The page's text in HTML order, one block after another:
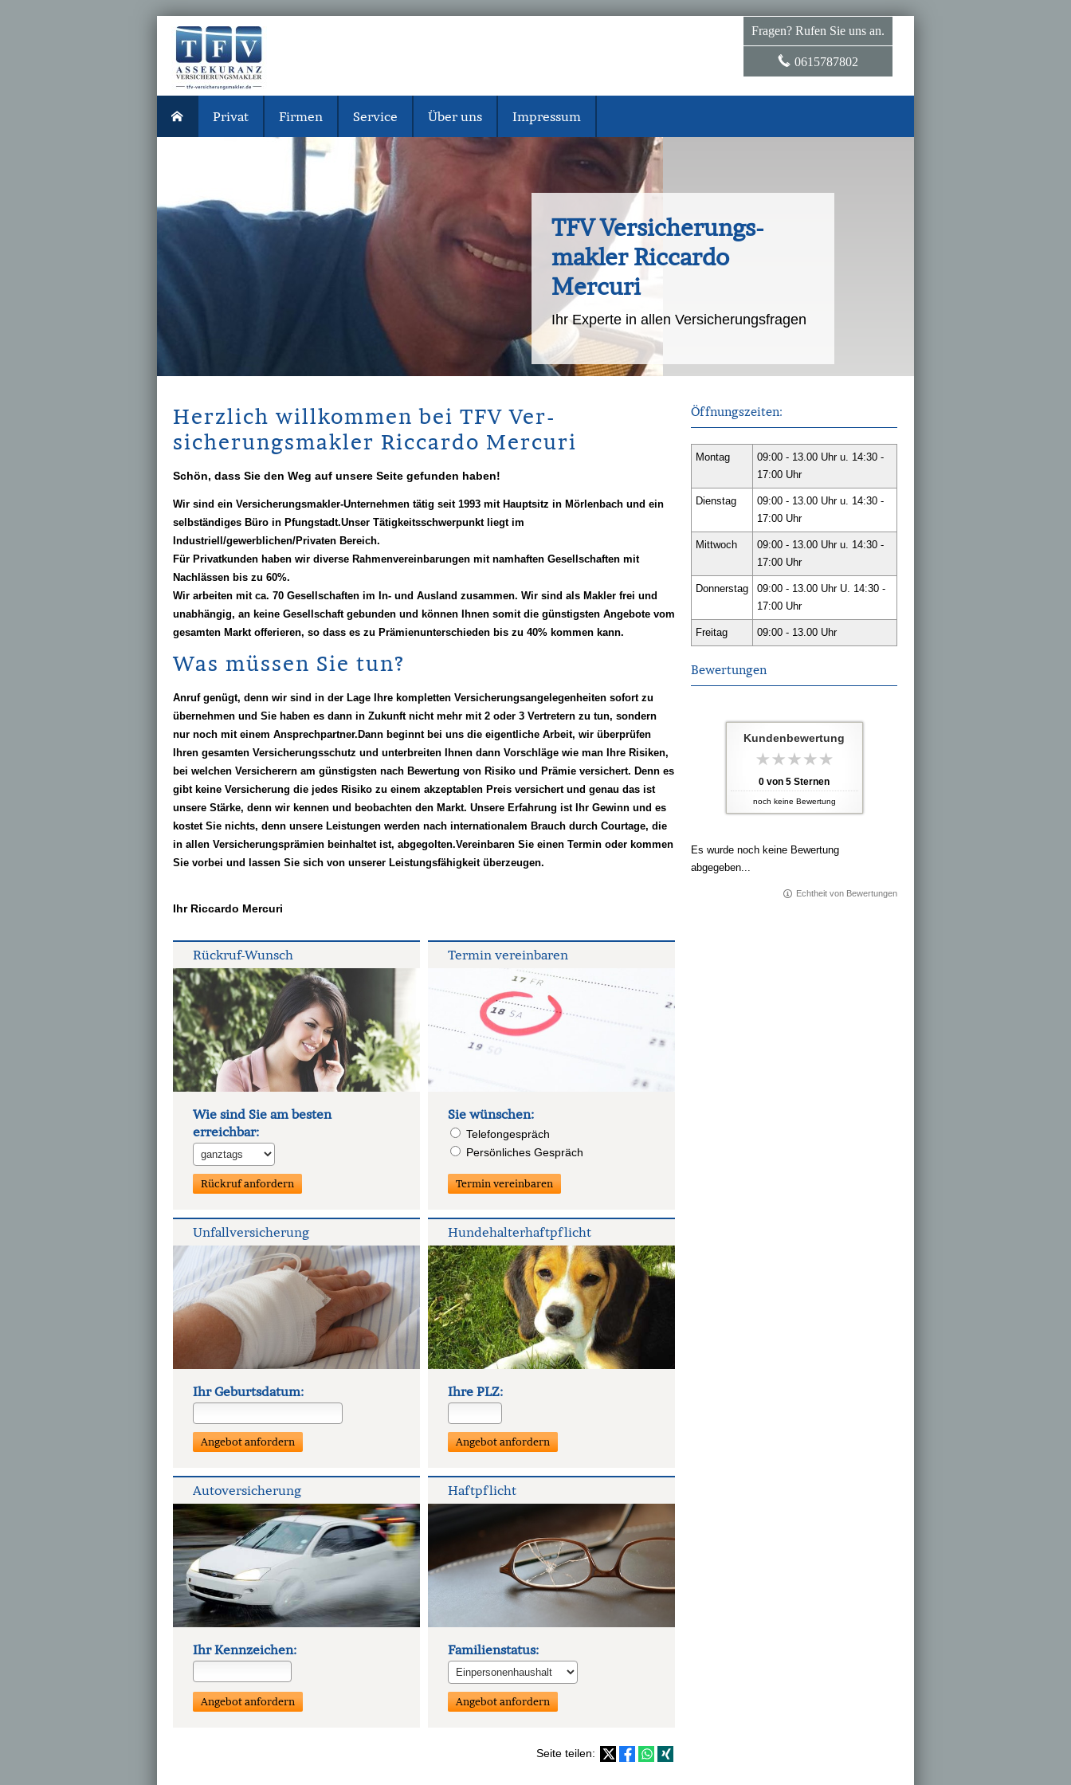
Privat Firmen Service Über uns Impressum
Fragen? Rufen Sie uns an.
0615787802
TFV Ver­sicherungs­
makler Riccardo
Mercuri
Ihr Experte in allen Versicherungsfragen
Öffnungszeiten:
Montag
09:00 - 13.00 Uhr u. 14:30 -
17:00 Uhr
Dienstag
09:00 - 13.00 Uhr u. 14:30 -
17:00 Uhr
Mittwoch
09:00 - 13.00 Uhr u. 14:30 -
17:00 Uhr
Donnerstag
09:00 - 13.00 Uhr U. 14:30 -
17:00 Uhr
Freitag 09:00 - 13.00 Uhr
Bewertungen
Kundenbewertung
0 von 5 Sternen
noch keine Bewertung
Es wurde noch keine Bewertung
abgegeben...
Echtheit von Bewertungen
Herzlich willkommen bei TFV Ver­
sicherungs­makler Riccardo Mercuri
Schön, dass Sie den Weg auf unsere Seite gefunden haben!
Wir sind ein Ver­sicherungs­makler-Unternehmen tätig seit 1993 mit Hauptsitz in Mörlenbach und ein
selbständiges Büro in Pfungstadt.Unser Tätigkeitsschwerpunkt liegt im
Industriell/gewerblichen/Privaten Bereich.
Für Privatkunden haben wir diverse Rahmenvereinbarungen mit namhaften Gesellschaften mit
Nachlässen bis zu 60%.
Wir arbeiten mit ca. 70 Gesellschaften im In- und Ausland zusammen. Wir sind als Makler frei und
unabhängig, an keine Gesellschaft gebunden und können Ihnen somit die günstigsten Angebote vom
gesamten Markt offerieren, so dass es zu Prämienunterschieden bis zu 40% kommen kann.
Was müssen Sie tun?
Anruf genügt, denn wir sind in der Lage Ihre kompletten Versicherungsangelegenheiten sofort zu
übernehmen und Sie haben es dann in Zukunft nicht mehr mit 2 oder 3 Vertretern zu tun, sondern
nur noch mit einem Ansprechpartner.Dann beginnt bei uns die eigentliche Arbeit, wir überprüfen
Ihren gesamten Versicherungsschutz und unterbreiten Ihnen dann Vorschläge wie man Ihre Risiken,
bei welchen Versicherern am günstigsten nach Bewertung von Risiko und Prämie versichert. Denn es
gibt keine Versicherung die jedes Risiko zu einem akzeptablen Preis versichert und genau das ist
unsere Stärke, denn wir kennen und beobachten den Markt. Unsere Erfahrung ist Ihr Gewinn und es
kostet Sie nichts, denn unsere Leistungen werden nach internationalem Brauch durch Courtage, die
in allen Versicherungsprämien beinhaltet ist, abgegolten.Vereinbaren Sie einen Termin oder kommen
Sie vorbei und lassen Sie sich von unserer Leistungsfähigkeit überzeugen.
Ihr Riccardo Mercuri
Rück­ruf-Wunsch
Wie sind Sie am besten
erreichbar:
Termin ver­ein­baren
Sie wün­schen:
Tele­fon­ge­spräch
Persönliches Gespräch
Unfall­ver­si­che­rung
Ihr Geburts­datum:
Hunde­halter­haft­pflicht
Ihre PLZ:
Auto­ver­si­che­rung
Ihr Kenn­zeichen:
Haft­pflicht
Familienstatus:
Seite teilen: